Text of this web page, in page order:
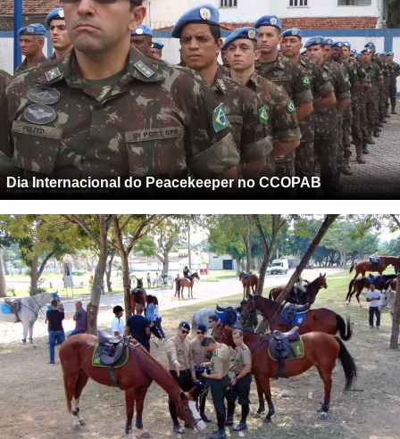
Dia Internacional do Peacekeeper no CCOPAB